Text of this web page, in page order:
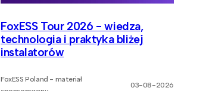
FoxESS Tour 2026 - wiedza,
technologia i praktyka bliżej
instalatorów
FoxESS Poland - materiał
03-08-2026